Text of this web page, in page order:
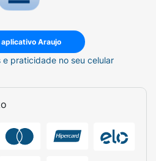
:
aplicativo Araujo
praticidade no seu celular